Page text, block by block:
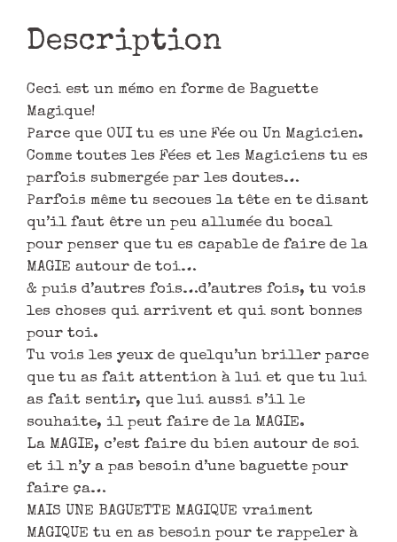
Description
Ceci est un mémo en forme de Baguette
Magique!
Parce que OUI tu es une Fée ou Un Magicien.
Comme toutes les Fées et les Magiciens tu es
parfois submergée par les doutes…
Parfois même tu secoues la tête en te disant
qu’il faut être un peu allumée du bocal
pour penser que tu es capable de faire de la
MAGIE autour de toi…
& puis d’autres fois…d’autres fois, tu vois
les choses qui arrivent et qui sont bonnes
pour toi.
Tu vois les yeux de quelqu’un briller parce
que tu as fait attention à lui et que tu lui
as fait sentir, que lui aussi s’il le
souhaite, il peut faire de la MAGIE.
La MAGIE, c’est faire du bien autour de soi
et il n’y a pas besoin d’une baguette pour
faire ça…
MAIS UNE BAGUETTE MAGIQUE vraiment
MAGIQUE tu en as besoin pour te rappeler à